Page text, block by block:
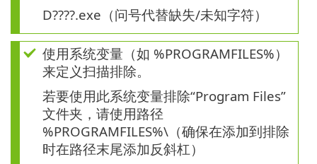
D????.exe（问号代替缺失/未知字符）
使用系统变量（如 %PROGRAMFILES%）
来定义扫描排除。
若要使用此系统变量排除“Program Files”
文件夹，请使用路径
%PROGRAMFILES%\（确保在添加到排除
时在路径末尾添加反斜杠）